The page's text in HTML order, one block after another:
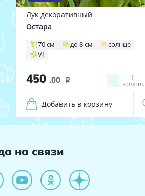
Лук декоративный
Остара
70 см до 8 см
солнце
VI
450 .00 i − 1
компл.
Добавить в корзину
на связи